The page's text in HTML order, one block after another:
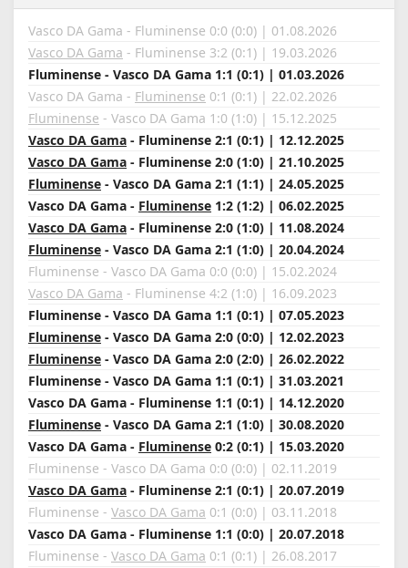
Vasco DA Gama - Fluminense 0:0 (0:0) | 01.08.2026
Vasco DA Gama - Fluminense 3:2 (0:1) | 19.03.2026
Fluminense - Vasco DA Gama 1:1 (0:1) | 01.03.2026
Vasco DA Gama - Fluminense 0:1 (0:1) | 22.02.2026
Fluminense - Vasco DA Gama 1:0 (1:0) | 15.12.2025
Vasco DA Gama - Fluminense 2:1 (0:1) | 12.12.2025
Vasco DA Gama - Fluminense 2:0 (1:0) | 21.10.2025
Fluminense - Vasco DA Gama 2:1 (1:1) | 24.05.2025
Vasco DA Gama - Fluminense 1:2 (1:2) | 06.02.2025
Vasco DA Gama - Fluminense 2:0 (1:0) | 11.08.2024
Fluminense - Vasco DA Gama 2:1 (1:0) | 20.04.2024
Fluminense - Vasco DA Gama 0:0 (0:0) | 15.02.2024
Vasco DA Gama - Fluminense 4:2 (1:0) | 16.09.2023
Fluminense - Vasco DA Gama 1:1 (0:1) | 07.05.2023
Fluminense - Vasco DA Gama 2:0 (0:0) | 12.02.2023
Fluminense - Vasco DA Gama 2:0 (2:0) | 26.02.2022
Fluminense - Vasco DA Gama 1:1 (0:1) | 31.03.2021
Vasco DA Gama - Fluminense 1:1 (0:1) | 14.12.2020
Fluminense - Vasco DA Gama 2:1 (1:0) | 30.08.2020
Vasco DA Gama - Fluminense 0:2 (0:1) | 15.03.2020
Fluminense - Vasco DA Gama 0:0 (0:0) | 02.11.2019
Vasco DA Gama - Fluminense 2:1 (0:1) | 20.07.2019
Fluminense - Vasco DA Gama 0:1 (0:0) | 03.11.2018
Vasco DA Gama - Fluminense 1:1 (0:0) | 20.07.2018
Fluminense - Vasco DA Gama 0:1 (0:1) | 26.08.2017